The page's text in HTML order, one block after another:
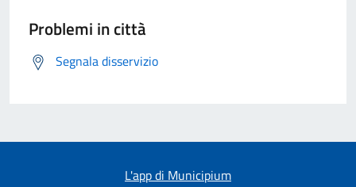
Problemi in città
Segnala disservizio
L'app di Municipium